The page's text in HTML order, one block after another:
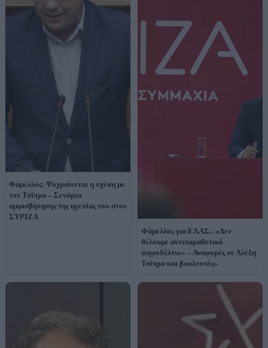
Φάμελλος: Ψυχραίνεται η σχέση με
τον Τσίπρα – Σενάρια
αμφισβήτησης της ηγεσίας του στον
ΣΥΡΙΖΑ
Φάμελλος για ΕΛΑΣ.: «Δεν
θέλουμε αντιπαραθετικό
ψηφοδέλτιο» – Αναφορές σε Αλέξη
Τσίπρα και βουλευτές»